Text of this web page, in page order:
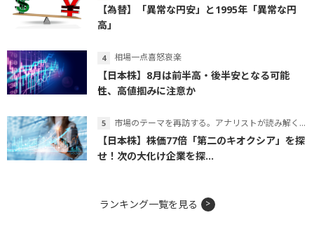
【為替】「異常な円安」と1995年「異常な円
高」
相場一点喜怒哀楽
【日本株】8月は前半高・後半安となる可能
性、高値掴みに注意か
市場のテーマを再訪する。アナリストが読み解くテーマの本質
【日本株】株価77倍「第二のキオクシア」を探
せ！次の大化け企業を探...
ランキング一覧を見る